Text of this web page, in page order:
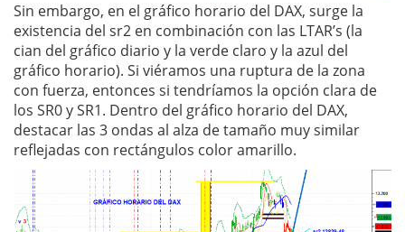
Sin embargo, en el gráfico horario del DAX, surge la
existencia del sr2 en combinación con las LTAR’s (la
cian del gráfico diario y la verde claro y la azul del
gráfico horario). Si viéramos una ruptura de la zona
con fuerza, entonces si tendríamos la opción clara de
los SR0 y SR1. Dentro del gráfico horario del DAX,
destacar las 3 ondas al alza de tamaño muy similar
reflejadas con rectángulos color amarillo.